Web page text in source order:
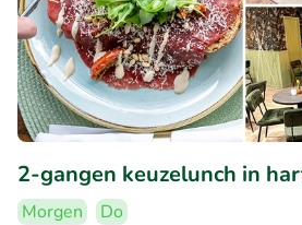
2-gangen keuzelunch in
Morgen
Do